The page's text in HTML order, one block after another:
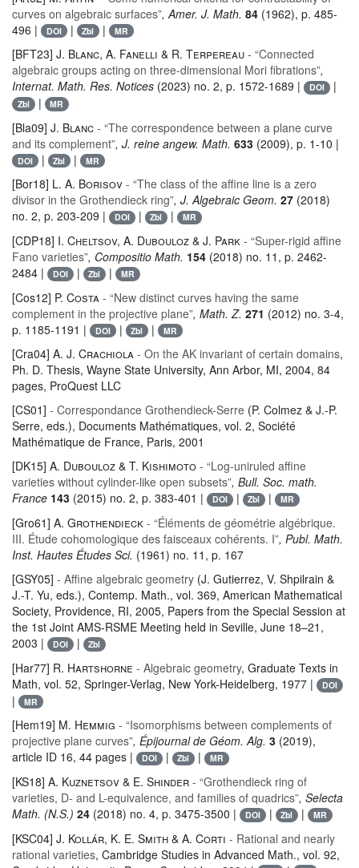
curves on algebraic surfaces”, Amer. J. Math. 84 (1962), p. 485-
496 |
DOI | Zbl | MR
[BFT23] J. Blanc, A. Fanelli & R. Terpereau - “Connected
algebraic groups acting on three-dimensional Mori fibrations”,
Internat. Math. Res. Notices (2023) no. 2, p. 1572-1689 | DOI |
Zbl | MR
[Bla09] J. Blanc - “The correspondence between a plane curve
and its complement”, J. reine angew. Math. 633 (2009), p. 1-10 |
DOI | Zbl | MR
[Bor18] L. A. Borisov - “The class of the affine line is a zero
divisor in the Grothendieck ring”, J. Algebraic Geom. 27 (2018)
no. 2, p. 203-209 |
DOI | Zbl | MR
[CDP18] I. Cheltsov, A. Dubouloz & J. Park - “Super-rigid affine
Fano varieties”, Compositio Math. 154 (2018) no. 11, p. 2462-
2484 |
DOI | Zbl | MR
[Cos12] P. Costa - “New distinct curves having the same
complement in the projective plane”, Math. Z. 271 (2012) no. 3-4,
p. 1185-1191 |
DOI | Zbl | MR
[Cra04] A. J. Crachiola - On the AK invariant of certain domains,
Ph. D. Thesis, Wayne State University, Ann Arbor, MI, 2004, 84
pages, ProQuest LLC
[CS01] - Correspondance Grothendieck-Serre (P. Colmez & J.-P.
Serre, eds.), Documents Mathématiques, vol. 2, Société
Mathématique de France, Paris, 2001
[DK15] A. Dubouloz & T. Kishimoto - “Log-uniruled affine
varieties without cylinder-like open subsets”, Bull. Soc. math.
France 143 (2015) no. 2, p. 383-401 | DOI | Zbl | MR
[Gro61] A. Grothendieck - “Éléments de géométrie algébrique.
III. Étude cohomologique des faisceaux cohérents. I”, Publ. Math.
Inst. Hautes Études Sci. (1961) no. 11, p. 167
[GSY05] - Affine algebraic geometry (J. Gutierrez, V. Shpilrain &
J.-T. Yu, eds.), Contemp. Math., vol. 369, American Mathematical
Society, Providence, RI, 2005, Papers from the Special Session at
the 1st Joint AMS-RSME Meeting held in Seville, June 18–21,
2003 |
DOI | Zbl
[Har77] R. Hartshorne - Algebraic geometry, Graduate Texts in
Math, vol. 52, Springer-Verlag, New York-Heidelberg, 1977 | DOI
| MR
[Hem19] M. Hemmig - “Isomorphisms between complements of
projective plane curves”, Épijournal de Géom. Alg. 3 (2019),
article ID 16, 44 pages |
DOI | Zbl | MR
[KS18] A. Kuznetsov & E. Shinder - “Grothendieck ring of
varieties, D- and L-equivalence, and families of quadrics”, Selecta
Math. (N.S.) 24 (2018) no. 4, p. 3475-3500 | DOI | Zbl | MR
[KSC04] J. Kollár, K. E. Smith & A. Corti - Rational and nearly
rational varieties, Cambridge Studies in Advanced Math., vol. 92,